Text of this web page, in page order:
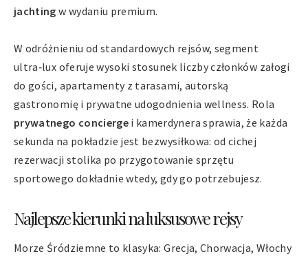
jachting w wydaniu premium.
W odróżnieniu od standardowych rejsów, segment
ultra‑lux oferuje wysoki stosunek liczby członków załogi
do gości, apartamenty z tarasami, autorską
gastronomię i prywatne udogodnienia wellness. Rola
prywatnego concierge i kamerdynera sprawia, że każda
sekunda na pokładzie jest bezwysiłkowa: od cichej
rezerwacji stolika po przygotowanie sprzętu
sportowego dokładnie wtedy, gdy go potrzebujesz.
Najlepsze kierunki na luksusowe rejsy
Morze Śródziemne to klasyka: Grecja, Chorwacja, Włochy